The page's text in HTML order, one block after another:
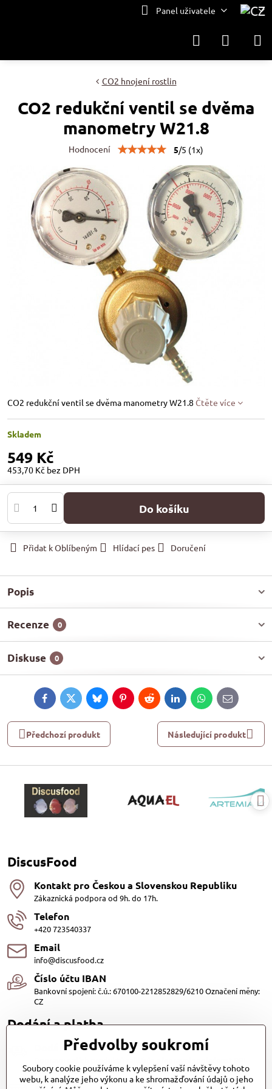
Panel uživatele
CO2 hnojení rostlin
CO2 redukční ventil se dvěma
manometry W21.8
Hodnocení 5/5 (1x)
CO2 redukční ventil se dvěma manometry W21.8 Čtěte více
Skladem
549 Kč
453,70 Kč bez DPH
Do košíku
Přidat k Oblíbeným Hlídací pes Doručení
Popis
Recenze 0
Diskuse 0
FacebookTwitterBlueskyPinterestRedditLinkedInWhatsApp
E-
mail
Předchozí produkt Následující produkt
DiscusFood
Kontakt pro Českou a Slovenskou Republiku
Zákaznická podpora od 9h. do 17h.
Telefon
+420 723540337
Email
info@discusfood.cz
Číslo účtu IBAN
Bankovní spojení: č.ú.: 670100-2212852829/6210 Označení měny:
CZ
Dodání a platba
Dodání
s.r.o. a Zásilkovna
Předvolby soukromí
Soubory cookie používáme k vylepšení vaší návštěvy tohoto
webu, k analýze jeho výkonu a ke shromažďování údajů o jeho